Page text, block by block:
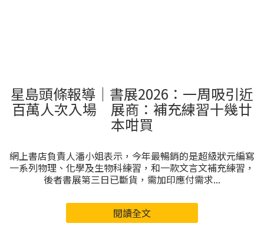
星島頭條報導｜書展2026：一周吸引近
百萬人次入場 展商：補充練習十幾廿
本咁買
網上書店負責人潘小姐表示，今年最暢銷的是超級狀元編寫
一系列物理、化學及生物科練習，和一款文言文補充練習，
後者書展第三日已斷貨，需加印應付需求...
閱讀全文